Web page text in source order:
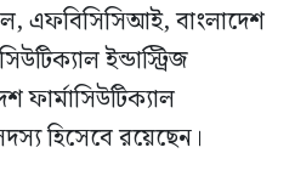
এফবিসিসিআই, বাংলাদেশ
ইন্ডাস্ট্রিজ
ফার্মাসিউটিক্যাল
হিসেবে রয়েছেন।